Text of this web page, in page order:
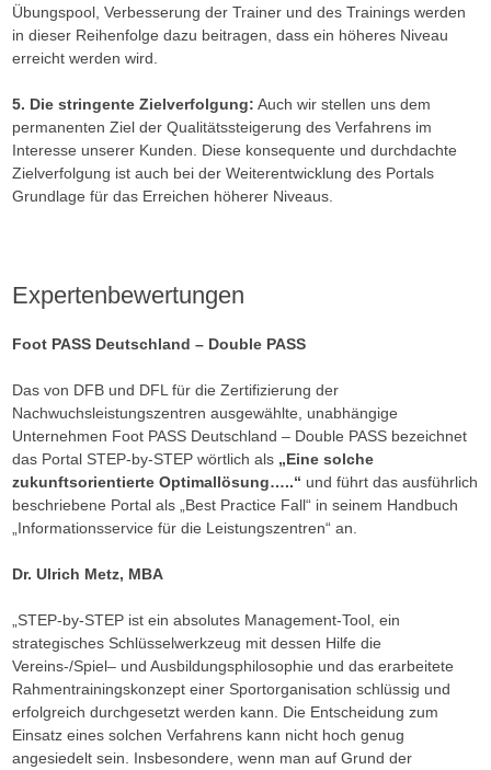
Übungspool, Verbesserung der Trainer und des Trainings werden
in dieser Reihenfolge dazu beitragen, dass ein höheres Niveau
erreicht werden wird.
5. Die stringente Zielverfolgung: Auch wir stellen uns dem
permanenten Ziel der Qualitätssteigerung des Verfahrens im
Interesse unserer Kunden. Diese konsequente und durchdachte
Zielverfolgung ist auch bei der Weiterentwicklung des Portals
Grundlage für das Erreichen höherer Niveaus.
Expertenbewertungen
Foot PASS Deutschland – Double PASS
Das von DFB und DFL für die Zertifizierung der
Nachwuchsleistungszentren ausgewählte, unabhängige
Unternehmen Foot PASS Deutschland – Double PASS bezeichnet
das Portal STEP-by-STEP wörtlich als „Eine solche
zukunftsorientierte Optimallösung…..“ und führt das ausführlich
beschriebene Portal als „Best Practice Fall“ in seinem Handbuch
„Informationsservice für die Leistungszentren“ an.
Dr. Ulrich Metz, MBA
„STEP-by-STEP ist ein absolutes Management-Tool, ein
strategisches Schlüsselwerkzeug mit dessen Hilfe die
Vereins-/Spiel– und Ausbildungsphilosophie und das erarbeitete
Rahmentrainingskonzept einer Sportorganisation schlüssig und
erfolgreich durchgesetzt werden kann. Die Entscheidung zum
Einsatz eines solchen Verfahrens kann nicht hoch genug
angesiedelt sein. Insbesondere, wenn man auf Grund der